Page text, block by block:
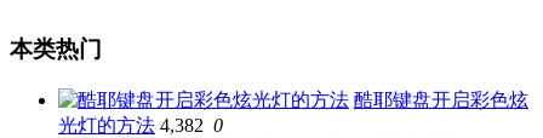
本类热门
酷耶键盘开启彩色炫
光灯的方法 4,382 0